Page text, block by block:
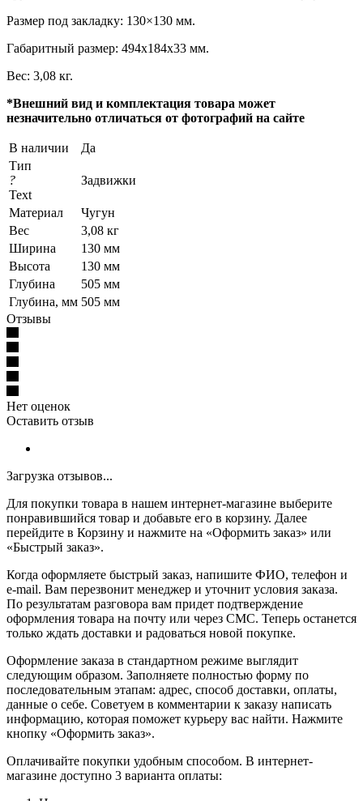
Размер под закладку: 130×130 мм.
Габаритный размер: 494x184x33 мм.
Вес: 3,08 кг.
*Внешний вид и комплектация товара может
незначительно отличаться от фотографий на сайте
В наличии
Да
Тип
?
Text
Задвижки
Материал
Чугун
Вес
3,08 кг
Ширина
130 мм
Высота
130 мм
Глубина
505 мм
Глубина, мм 505 мм
Отзывы
Нет оценок
Оставить отзыв
Загрузка отзывов...
Для покупки товара в нашем интернет-магазине выберите
понравившийся товар и добавьте его в корзину. Далее
перейдите в Корзину и нажмите на «Оформить заказ» или
«Быстрый заказ».
Когда оформляете быстрый заказ, напишите ФИО, телефон и
e-mail. Вам перезвонит менеджер и уточнит условия заказа.
По результатам разговора вам придет подтверждение
оформления товара на почту или через СМС. Теперь останется
только ждать доставки и радоваться новой покупке.
Оформление заказа в стандартном режиме выглядит
следующим образом. Заполняете полностью форму по
последовательным этапам: адрес, способ доставки, оплаты,
данные о себе. Советуем в комментарии к заказу написать
информацию, которая поможет курьеру вас найти. Нажмите
кнопку «Оформить заказ».
Оплачивайте покупки удобным способом. В интернет-
магазине доступно 3 варианта оплаты: